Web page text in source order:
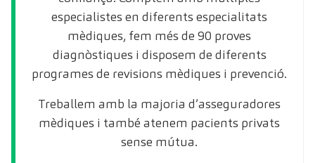
especialistes en diferents especialitats
mèdiques, fem més de 90 proves
diagnòstiques i disposem de diferents
programes de revisions mèdiques i prevenció.
Treballem amb la majoria d’asseguradores
mèdiques i també atenem pacients privats
sense mútua.